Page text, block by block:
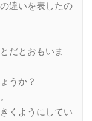
違いを表したの
だとおもいま
うか？
くようにしてい